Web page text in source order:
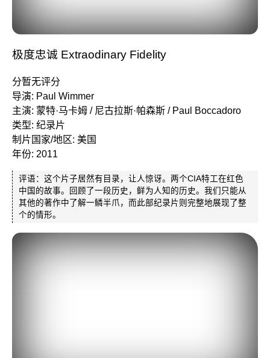
极度忠诚 Extraodinary Fidelity
分暂无评分
导演: Paul Wimmer
主演: 蒙特·马卡姆 / 尼古拉斯·帕森斯 / Paul Boccadoro
类型: 纪录片
制片国家/地区: 美国
年份: 2011
评语：这个片子居然有目录，让人惊讶。两个CIA特工在红色
中国的故事。回顾了一段历史，鲜为人知的历史。我们只能从
其他的著作中了解一鳞半爪，而此部纪录片则完整地展现了整
个的情形。